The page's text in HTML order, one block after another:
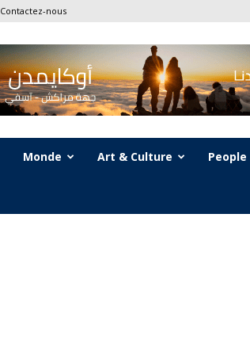
Contactez-nous
Monde Art & Culture People